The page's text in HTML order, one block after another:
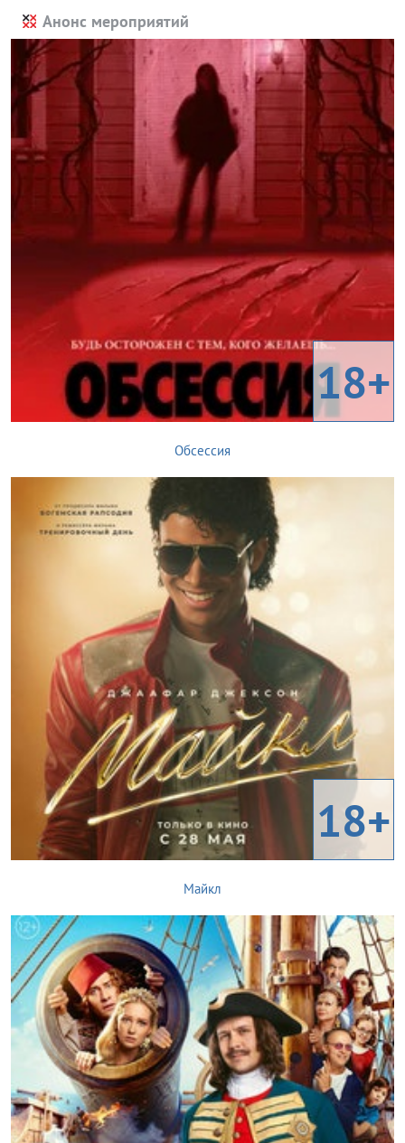
Анонс мероприятий
18+
Обсессия
18+
Майкл